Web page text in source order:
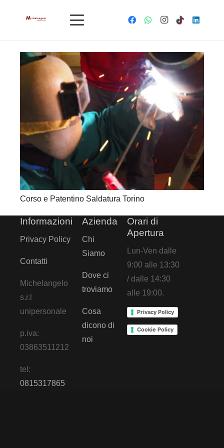
Corso e Patentino Saldatura Torino
Informazioni
Privacy Policy
Contatti
Michelangelo
s.r.l
unipersonale
p.iva:
03863511212
tel:
0815317865
Azienda
Chi
Siamo
Dove ci
troviamo
Cosa
dicono di
noi
Orari di
Apertura
Lun-Ven dalle
9:00 alle 13:30
/ dalle 14:30
alle 19:00.
Privacy Policy
Cookie Policy